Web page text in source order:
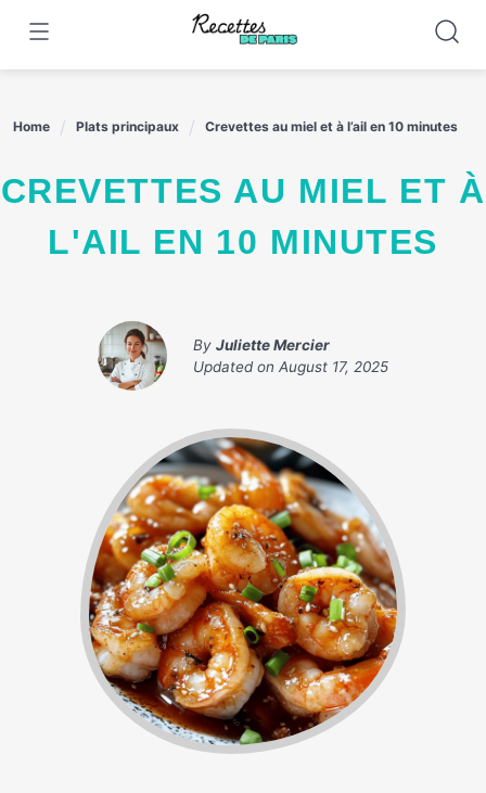
content
Home Plats principaux Crevettes au miel et à l’ail en 10 minutes
CREVETTES AU MIEL ET À
L'AIL EN 10 MINUTES
By Juliette Mercier
Updated on August 17, 2025